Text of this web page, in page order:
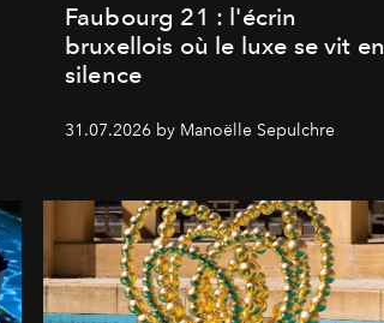
Faubourg 21 : l'écrin
bruxellois où le luxe se vit en
silence
31.07.2026 by Manoëlle Sepulchre